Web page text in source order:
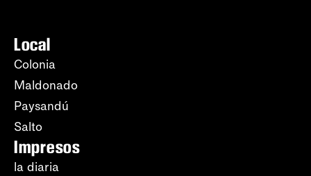
Local
Colonia
Maldonado
Paysandú
Salto
Impresos
la diaria